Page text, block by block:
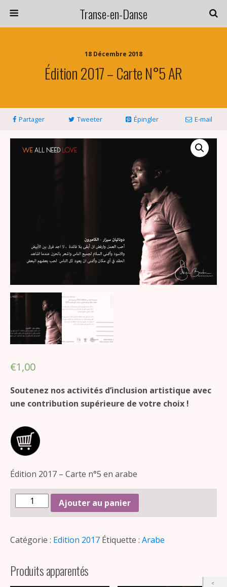
Transe-en-Danse
18 Décembre 2018
Édition 2017 – Carte N°5 AR
Partager Tweeter Épingler E-mail
€1,00
Soutenez nos activités d’inclusion artistique avec
une contribution supérieure de votre choix !
Édition 2017 – Carte n°5 en arabe
Ajouter au panier
Catégorie : Edition 2017 Étiquette : Arabe
Produits apparentés